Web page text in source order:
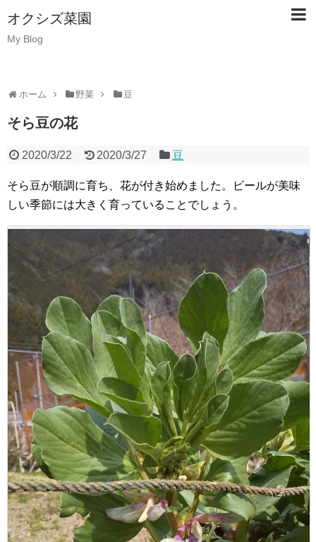
オクシズ菜園
My Blog
ホーム 野菜 豆
そら豆の花
2020/3/22 2020/3/27 豆
そら豆が順調に育ち、花が付き始めました。ビールが美味
しい季節には大きく育っていることでしょう。